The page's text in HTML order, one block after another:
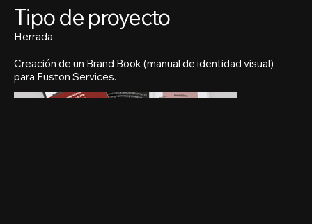
Tipo de proyecto
Herrada
Creación de un Brand Book (manual de identidad visual)
para Fuston Services.